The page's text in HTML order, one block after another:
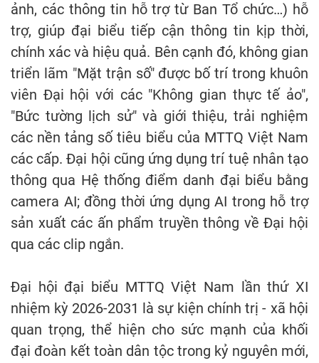
ảnh, các thông tin hỗ trợ từ Ban Tổ chức…) hỗ
trợ, giúp đại biểu tiếp cận thông tin kịp thời,
chính xác và hiệu quả. Bên cạnh đó, không gian
triển lãm "Mặt trận số" được bố trí trong khuôn
viên Đại hội với các "Không gian thực tế ảo",
"Bức tường lịch sử" và giới thiệu, trải nghiệm
các nền tảng số tiêu biểu của MTTQ Việt Nam
các cấp. Đại hội cũng ứng dụng trí tuệ nhân tạo
thông qua Hệ thống điểm danh đại biểu bằng
camera AI; đồng thời ứng dụng AI trong hỗ trợ
sản xuất các ấn phẩm truyền thông về Đại hội
qua các clip ngắn.
Đại hội đại biểu MTTQ Việt Nam lần thứ XI
nhiệm kỳ 2026-2031 là sự kiện chính trị - xã hội
quan trọng, thể hiện cho sức mạnh của khối
đại đoàn kết toàn dân tộc trong kỷ nguyên mới,